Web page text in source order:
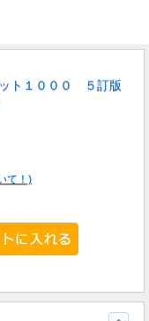
ト１０００ ５訂版
て！)